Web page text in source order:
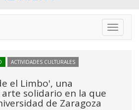
Toggle
ACTIVIDADES CULTURALES
el Limbo', una
solidario en la que
de Zaragoza